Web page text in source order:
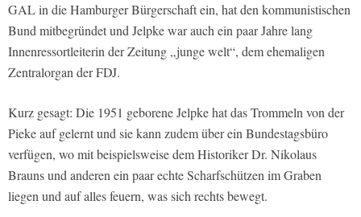
GAL in die Hamburger Bürgerschaft ein, hat den kommunistischen
Bund mitbegründet und Jelpke war auch ein paar Jahre lang
Innenressortleiterin der Zeitung „junge welt“, dem ehemaligen
Zentralorgan der FDJ.
Kurz gesagt: Die 1951 geborene Jelpke hat das Trommeln von der
Pieke auf gelernt und sie kann zudem über ein Bundestagsbüro
verfügen, wo mit beispielsweise dem Historiker Dr. Nikolaus
Brauns und anderen ein paar echte Scharfschützen im Graben
liegen und auf alles feuern, was sich rechts bewegt.